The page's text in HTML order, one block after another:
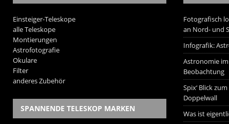
Einsteiger-Teleskope
alle Teleskope
Montierungen
Astrofotografie
Okulare
Filter
anderes Zubehör
SPANNENDE TELESKOP MARKEN
Fotografisch
an Nord- und
Infografik:
Astronomie
Beobachtung
Spix‘ Blick
Doppelwall
Was ist